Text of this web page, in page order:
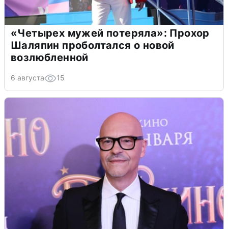
«Четырех мужей потеряла»: Прохор
Шаляпин проболтался о новой
возлюбленной
6 августа 15